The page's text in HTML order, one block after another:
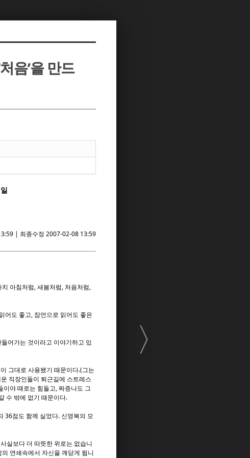
음’을 만드
| 최종수정 2007-02-08 13:59
아침처럼, 새봄처럼, 처음처럼,
어도 좋고, 잠언으로 읽어도 좋은
어가는 것이라고 이야기하고 있
그대로 사용됐기 때문이다.(그는
직장인들이 퇴근길에 스트레스
이야 때로는 힘들고, 짜증나도 그
수 밖에 없기 때문이다.
36점도 함께 실었다. 신영복의 모
실보다 더 따뜻한 위로는 없습니
연쇄속에서 자신을 깨닫게 됩니
〉